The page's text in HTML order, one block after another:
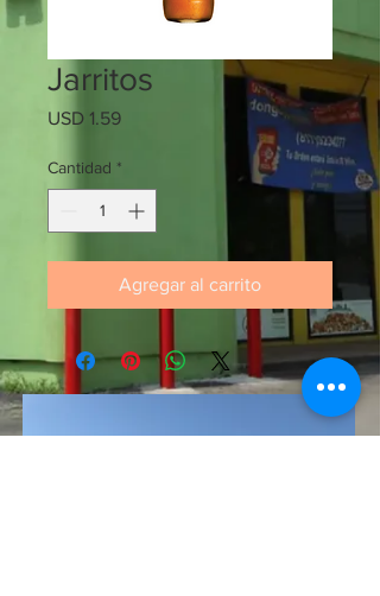
Jarritos
USD 1.59Precio
Cantidad *
Agregar al carrito